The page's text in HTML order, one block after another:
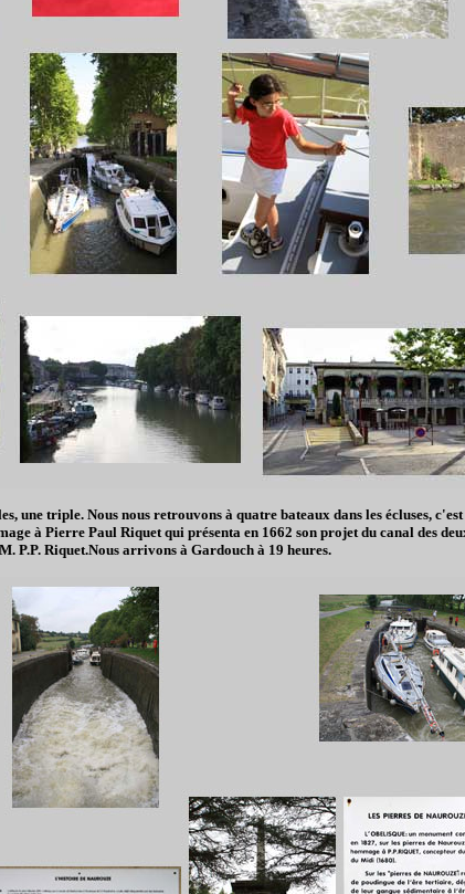
une triple. Nous nous retrouvons à quatre bateaux dans les écluses, c'est
à Pierre Paul Riquet qui présenta en 1662 son projet du canal des
P.P. Riquet.Nous arrivons à Gardouch à 19 heures.